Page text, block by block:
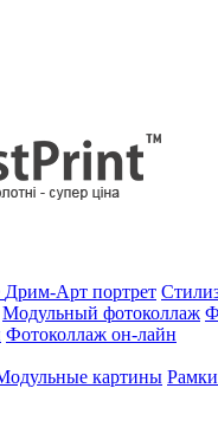
Дрим-Арт портрет
Модульный фотоколлаж
Фотоколлаж он-лайн
картины